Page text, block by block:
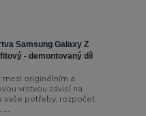
Samsung Galaxy Z
- demontovaný díl
mezi originálním a
vrstvou závisí na
vaše potřeby, rozpočet
...